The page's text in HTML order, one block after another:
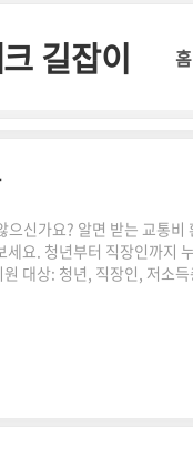
길잡이 홈
신가요? 알면 받는 교통비
요. 청년부터 직장인까지
대상: 청년, 직장인, 저소
(상시 또는 분기별 접수)회
거롭지 않고 신청도 쉬워서